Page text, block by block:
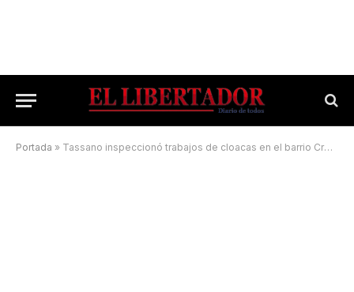
Portada » Tassano inspeccionó trabajos de cloacas en el barrio Cremonte